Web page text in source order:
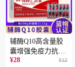
辅酶Q10高含量胶
囊增强免疫力抗氧
化蓝帽保健食品批
¥28 ¥32